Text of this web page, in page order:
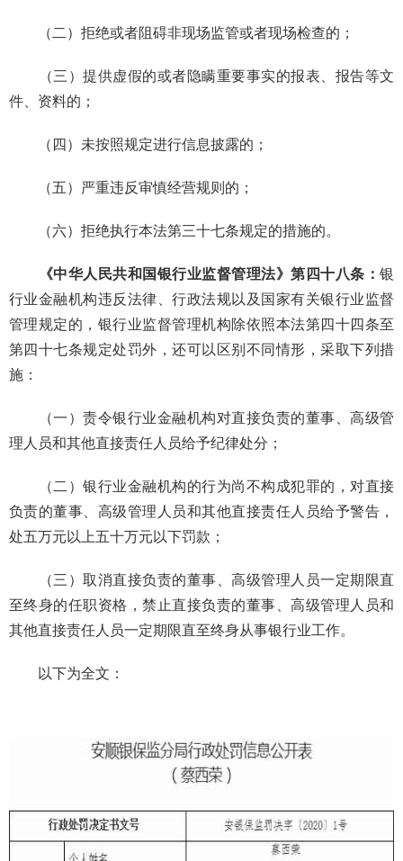
（二）拒绝或者阻碍非现场监管或者现场检查的；
（三）提供虚假的或者隐瞒重要事实的报表、报告等文
件、资料的；
（四）未按照规定进行信息披露的；
（五）严重违反审慎经营规则的；
（六）拒绝执行本法第三十七条规定的措施的。
《中华人民共和国银行业监督管理法》第四十八条：银
行业金融机构违反法律、行政法规以及国家有关银行业监督
管理规定的，银行业监督管理机构除依照本法第四十四条至
第四十七条规定处罚外，还可以区别不同情形，采取下列措
施：
（一）责令银行业金融机构对直接负责的董事、高级管
理人员和其他直接责任人员给予纪律处分；
（二）银行业金融机构的行为尚不构成犯罪的，对直接
负责的董事、高级管理人员和其他直接责任人员给予警告，
处五万元以上五十万元以下罚款；
（三）取消直接负责的董事、高级管理人员一定期限直
至终身的任职资格，禁止直接负责的董事、高级管理人员和
其他直接责任人员一定期限直至终身从事银行业工作。
以下为全文：